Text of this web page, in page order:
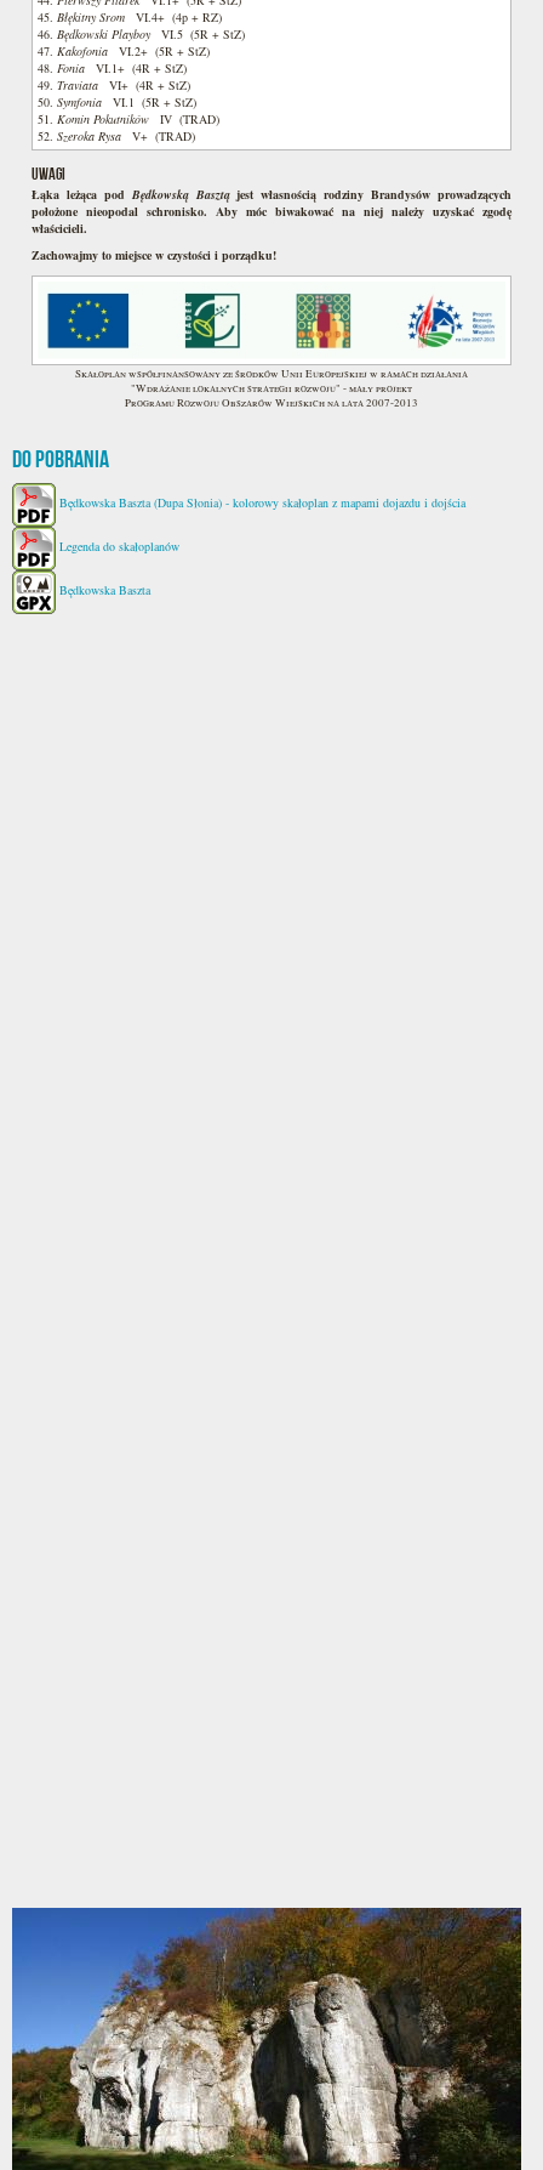
45. Błękitny Srom VI.4+ (4p + RZ)
46. Będkowski PlayboyVI.5 (5R + StZ)
47. Kakofonia VI.2+ (5R + StZ)
48. Fonia VI.1+ (4R + StZ)
49. Traviata VI+ (4R + StZ)
50. Symfonia VI.1 (5R + StZ)
51. Komin Pokutników IV (TRAD)
52. Szeroka Rysa V+ (TRAD)
UWAGI
Łąka leżąca pod Będkowską Basztąjest własnością rodziny Brandysów prowadzących
położone nieopodal schronisko. Aby móc biwakować na niej należy uzyskać zgodę
właścicieli.
Zachowajmy to miejsce w czystości i porządku!
Skałoplan współfinansowany ze środków Unii Europejskiej w ramach działania
"Wdrażanie lokalnych strategii rozwoju" - mały projekt
Programu Rozwoju Obszarów Wiejskich na lata 2007-2013
Do pobrania
Będkowska Baszta (Dupa Słonia) - kolorowy skałoplan z mapami dojazdu i dojścia
Legenda do skałoplanów
Będkowska Baszta